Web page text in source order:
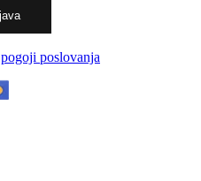
pogoji poslovanja